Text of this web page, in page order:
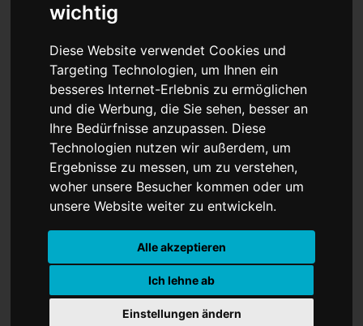
wichtig
Diese Website verwendet Cookies und
Targeting Technologien, um Ihnen ein
besseres Internet-Erlebnis zu ermöglichen
und die Werbung, die Sie sehen, besser an
Ihre Bedürfnisse anzupassen. Diese
Technologien nutzen wir außerdem, um
Ergebnisse zu messen, um zu verstehen,
woher unsere Besucher kommen oder um
unsere Website weiter zu entwickeln.
Alle akzeptieren
Ich lehne ab
Einstellungen ändern
Entsetzliche Bilder aus
Gaza: Geiseln
ausgehungert – Hamas
instrumentalisiert
menschliches Leid